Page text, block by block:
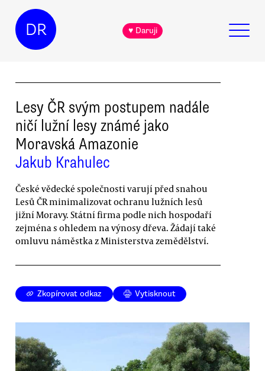
DR ♥ Daruji
Lesy ČR svým postupem nadále
ničí lužní lesy známé jako
Moravská Amazonie
Jakub Krahulec
České vědecké společnosti varují před snahou
Lesů ČR minimalizovat ochranu lužních lesů
jižní Moravy. Státní firma podle nich hospodaří
zejména s ohledem na výnosy dřeva. Žádají také
omluvu náměstka z Ministerstva zemědělství.
Zkopírovat odkaz Vytisknout